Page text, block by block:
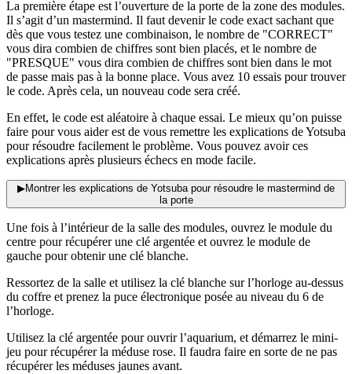
La première étape est l’ouverture de la porte de la zone des modules.
Il s’agit d’un mastermind. Il faut devenir le code exact sachant que
dès que vous testez une combinaison, le nombre de "CORRECT"
vous dira combien de chiffres sont bien placés, et le nombre de
"PRESQUE" vous dira combien de chiffres sont bien dans le mot
de passe mais pas à la bonne place. Vous avez 10 essais pour trouver
le code. Après cela, un nouveau code sera créé.
En effet, le code est aléatoire à chaque essai. Le mieux qu’on puisse
faire pour vous aider est de vous remettre les explications de Yotsuba
pour résoudre facilement le problème. Vous pouvez avoir ces
explications après plusieurs échecs en mode facile.
▶Montrer les explications de Yotsuba pour résoudre le mastermind de
la porte
Une fois à l’intérieur de la salle des modules, ouvrez le module du
centre pour récupérer une clé argentée et ouvrez le module de
gauche pour obtenir une clé blanche.
Ressortez de la salle et utilisez la clé blanche sur l’horloge au-dessus
du coffre et prenez la puce électronique posée au niveau du 6 de
l’horloge.
Utilisez la clé argentée pour ouvrir l’aquarium, et démarrez le mini-
jeu pour récupérer la méduse rose. Il faudra faire en sorte de ne pas
récupérer les méduses jaunes avant.